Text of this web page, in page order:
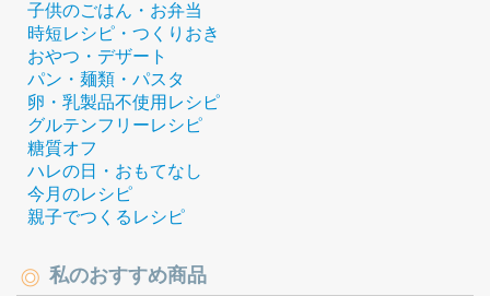
子供のごはん・お弁当
時短レシピ・つくりおき
おやつ・デザート
パン・麺類・パスタ
卵・乳製品不使用レシピ
グルテンフリーレシピ
糖質オフ
ハレの日・おもてなし
今月のレシピ
親子でつくるレシピ
私のおすすめ商品